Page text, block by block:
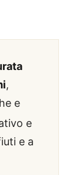
,
e
e
e a